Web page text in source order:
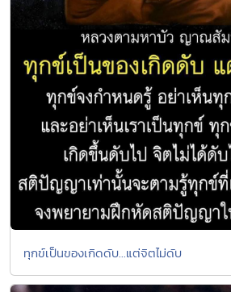
ทุกข์เป็นของเกิดดับ...แต่จิตไม่ดับ